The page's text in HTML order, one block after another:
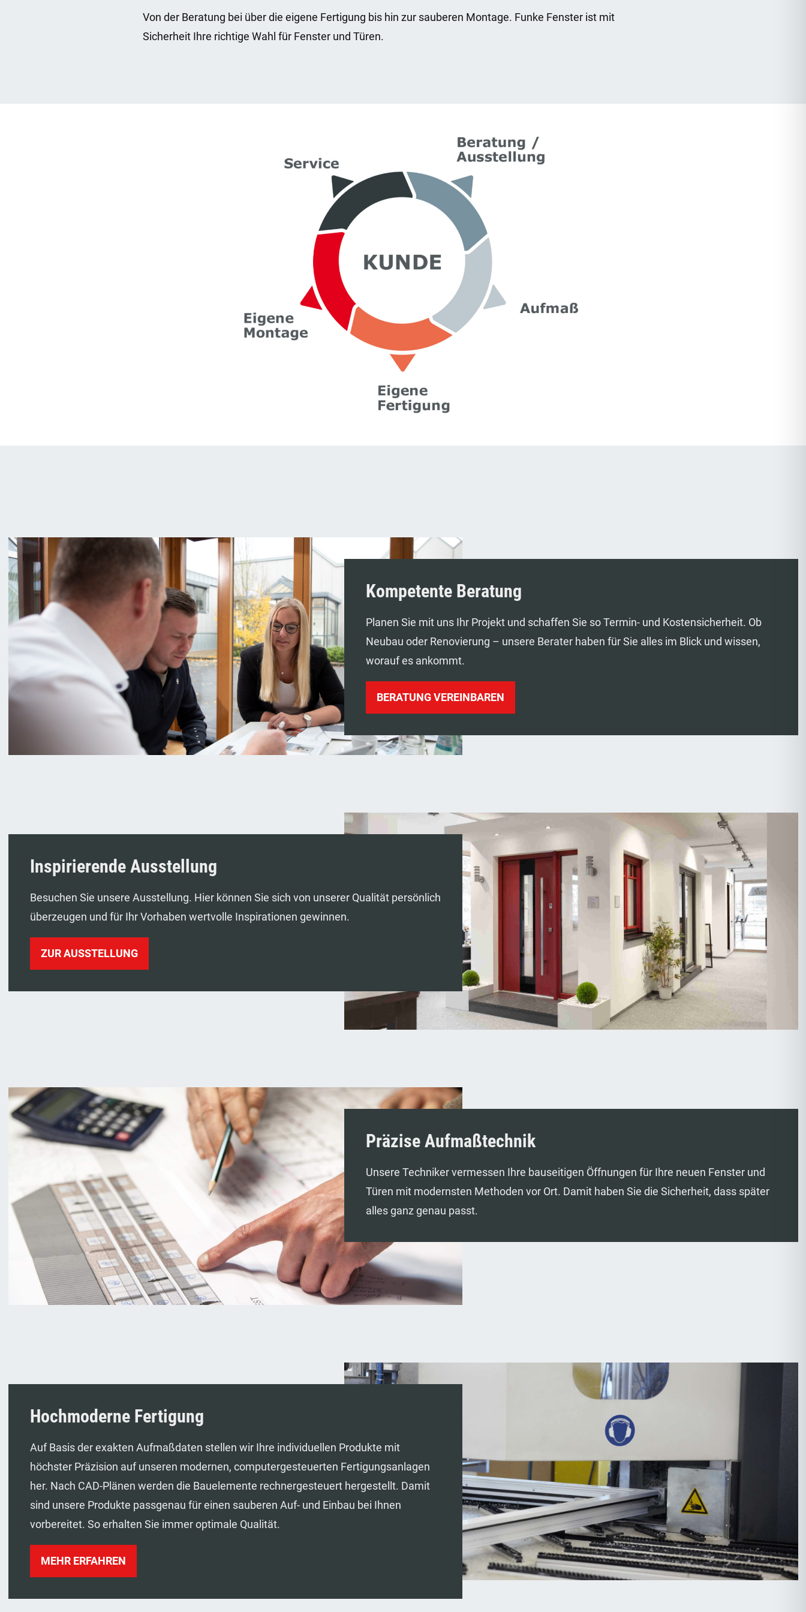
Von der Beratung bei über die eigene Fertigung bis hin zur sauberen Montage. Funke Fenster ist mit
Sicherheit Ihre richtige Wahl für Fenster und Türen.
Kompetente Beratung
Planen Sie mit uns Ihr Projekt und schaffen Sie so Termin- und Kostensicherheit. Ob
Neubau oder Renovierung – unsere Berater haben für Sie alles im Blick und wissen,
worauf es ankommt.
BERATUNG VEREINBAREN
Inspirierende Ausstellung
Besuchen Sie unsere Ausstellung. Hier können Sie sich von unserer Qualität persönlich
überzeugen und für Ihr Vorhaben wertvolle Inspirationen gewinnen.
ZUR AUSSTELLUNG
Präzise Aufmaßtechnik
Unsere Techniker vermessen Ihre bauseitigen Öffnungen für Ihre neuen Fenster und
Türen mit modernsten Methoden vor Ort. Damit haben Sie die Sicherheit, dass später
alles ganz genau passt.
Hochmoderne Fertigung
Auf Basis der exakten Aufmaßdaten stellen wir Ihre individuellen Produkte mit
höchster Präzision auf unseren modernen, computergesteuerten Fertigungsanlagen
her. Nach CAD-Plänen werden die Bauelemente rechnergesteuert hergestellt. Damit
sind unsere Produkte passgenau für einen sauberen Auf- und Einbau bei Ihnen
vorbereitet. So erhalten Sie immer optimale Qualität.
MEHR ERFAHREN